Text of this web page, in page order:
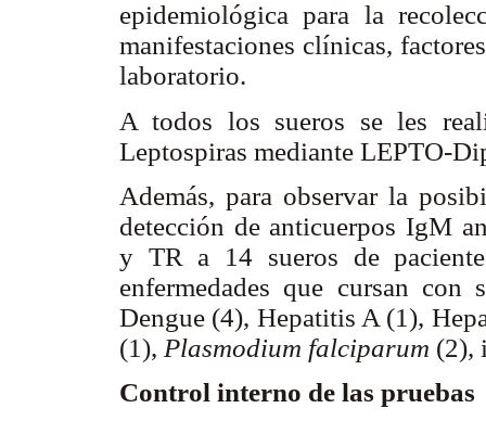
epidemiológica para la
manifestaciones clínicas,
laboratorio.
A todos los sueros se les
Leptospiras mediante LEPTO-
Además, para observar la
detección de anticuerpos IgM
y TR a 14 sueros de
enfermedades que cursan con
Dengue (4), Hepatitis A (1),
(1), Plasmodium falciparum (2),
Control interno de las pruebas